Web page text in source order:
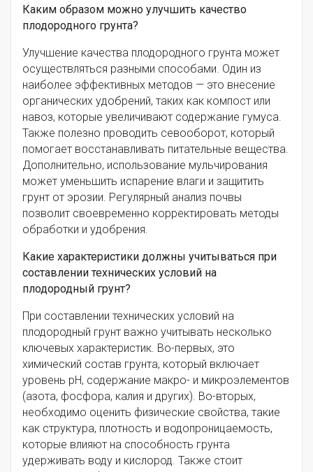
Каким образом можно улучшить качество
плодородного грунта?
Улучшение качества плодородного грунта может
осуществляться разными способами. Один из
наиболее эффективных методов — это внесение
органических удобрений, таких как компост или
навоз, которые увеличивают содержание гумуса.
Также полезно проводить севооборот, который
помогает восстанавливать питательные вещества.
Дополнительно, использование мульчирования
может уменьшить испарение влаги и защитить
грунт от эрозии. Регулярный анализ почвы
позволит своевременно корректировать методы
обработки и удобрения.
Какие характеристики должны учитываться при
составлении технических условий на
плодородный грунт?
При составлении технических условий на
плодородный грунт важно учитывать несколько
ключевых характеристик. Во-первых, это
химический состав грунта, который включает
уровень pH, содержание макро- и микроэлементов
(азота, фосфора, калия и других). Во-вторых,
необходимо оценить физические свойства, такие
как структура, плотность и водопроницаемость,
которые влияют на способность грунта
удерживать воду и кислород. Также стоит